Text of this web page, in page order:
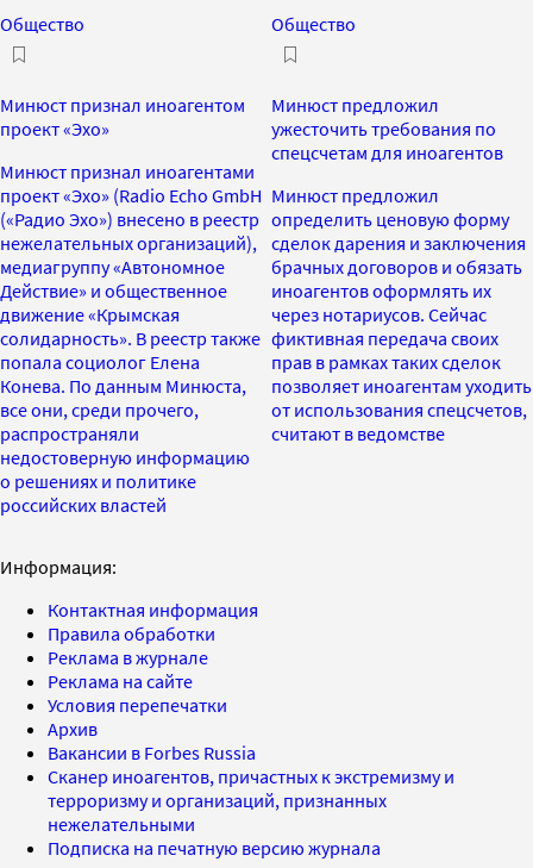
Общество
Минюст признал иноагентом
проект «Эхо»
Минюст признал иноагентами
проект «Эхо» (Radio Echo GmbH
(«Радио Эхо») внесено в реестр
нежелательных организаций),
медиагруппу «Автономное
Действие» и общественное
движение «Крымская
солидарность». В реестр также
попала социолог Елена
Конева. По данным Минюста,
все они, среди прочего,
распространяли
недостоверную информацию
о решениях и политике
российских властей
Общество
Минюст предложил
ужесточить требования по
спецсчетам для иноагентов
Минюст предложил
определить ценовую форму
сделок дарения и заключения
брачных договоров и обязать
иноагентов оформлять их
через нотариусов. Сейчас
фиктивная передача своих
прав в рамках таких сделок
позволяет иноагентам уходить
от использования спецсчетов,
считают в ведомстве
Информация:
Контактная информация
Правила обработки
Реклама в журнале
Реклама на сайте
Условия перепечатки
Архив
Вакансии в Forbes Russia
Сканер иноагентов, причастных к экстремизму и
терроризму и организаций, признанных
нежелательными
Подписка на печатную версию журнала